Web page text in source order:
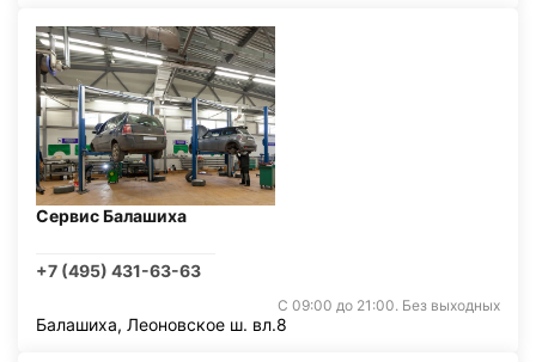
Сервис Балашиха
+7 (495) 431-63-63
С 09:00 до 21:00. Без выходных
Балашиха, Леоновское ш. вл.8